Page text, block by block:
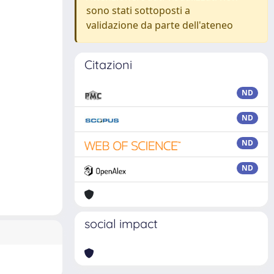
sono stati sottoposti a
validazione da parte dell'ateneo
Citazioni
ND
ND
ND
ND
social impact